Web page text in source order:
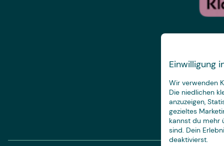
Einwilligung
Wir verwenden
Die niedlichen
anzuzeigen,
gezieltes
kannst du mehr
sind. Dein
deaktivierst.